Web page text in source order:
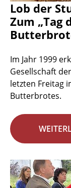
Lob der
Zum „Tag
Im Jahr 1999
Gesellschaft
letzten Freitag
Butterbrotes.